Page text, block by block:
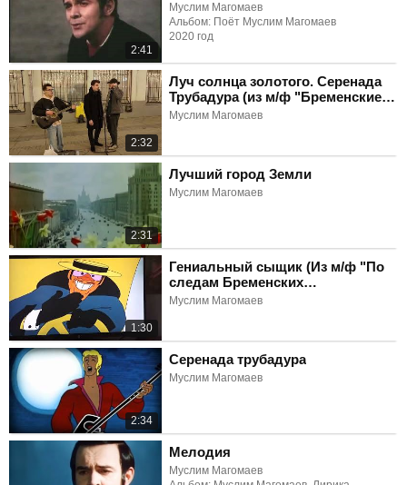
2:41
Муслим Магомаев
Альбом: Поёт Муслим Магомаев
2020 год
2:32
Луч солнца золотого. Серенада
Трубадура (из м/ф "Бременские
музыканты")
Муслим Магомаев
2:31
Лучший город Земли
Муслим Магомаев
1:30
Гениальный сыщик (Из м/ф "По
следам Бременских
музыкантов")
Муслим Магомаев
2:34
Серенада трубадура
Муслим Магомаев
Мелодия
Муслим Магомаев